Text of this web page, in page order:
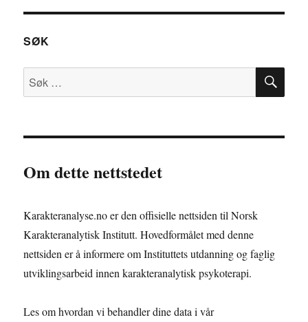
SØK
Søk
etter:
SØK
Om dette nettstedet
Karakteranalyse.no er den offisielle nettsiden til Norsk
Karakteranalytisk Institutt. Hovedformålet med denne
nettsiden er å informere om Instituttets utdanning og faglig
utviklingsarbeid innen karakteranalytisk psykoterapi.
Les om hvordan vi behandler dine data i vår